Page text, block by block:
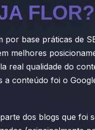
FLOR?
por base práticas de
melhores
real qualidade do
a conteúdo foi o
dos blogs que foi